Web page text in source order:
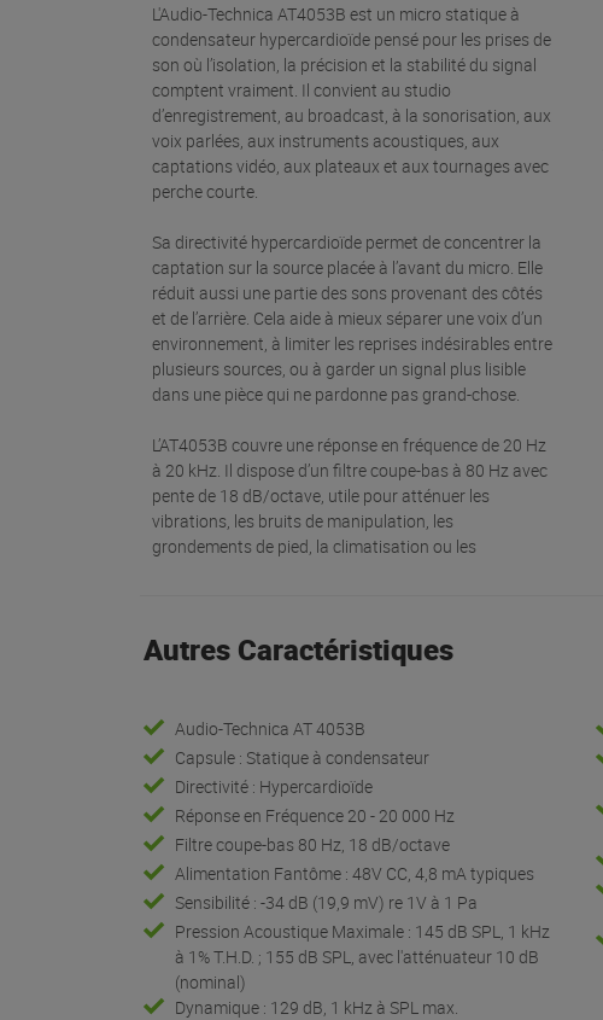
L'Audio-Technica AT4053B est un micro statique à
condensateur hypercardioïde pensé pour les prises de
son où l’isolation, la précision et la stabilité du signal
comptent vraiment. Il convient au studio
d’enregistrement, au broadcast, à la sonorisation, aux
voix parlées, aux instruments acoustiques, aux
captations vidéo, aux plateaux et aux tournages avec
perche courte.
Sa directivité hypercardioïde permet de concentrer la
captation sur la source placée à l’avant du micro. Elle
réduit aussi une partie des sons provenant des côtés
et de l’arrière. Cela aide à mieux séparer une voix d’un
environnement, à limiter les reprises indésirables entre
plusieurs sources, ou à garder un signal plus lisible
dans une pièce qui ne pardonne pas grand-chose.
L’AT4053B couvre une réponse en fréquence de 20 Hz
à 20 kHz. Il dispose d’un filtre coupe-bas à 80 Hz avec
pente de 18 dB/octave, utile pour atténuer les
vibrations, les bruits de manipulation, les
grondements de pied, la climatisation ou les
Autres Caractéristiques
Audio-Technica AT 4053B
Capsule : Statique à condensateur
Directivité : Hypercardioïde
Réponse en Fréquence 20 - 20 000 Hz
Filtre coupe-bas 80 Hz, 18 dB/octave
Alimentation Fantôme : 48V CC, 4,8 mA typiques
Sensibilité : -34 dB (19,9 mV) re 1V à 1 Pa
Pression Acoustique Maximale : 145 dB SPL, 1 kHz
à 1% T.H.D. ; 155 dB SPL, avec l'atténuateur 10 dB
(nominal)
Dynamique : 129 dB, 1 kHz à SPL max.